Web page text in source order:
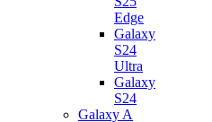
Edge
Galaxy
S24
Ultra
Galaxy
S24
Galaxy A